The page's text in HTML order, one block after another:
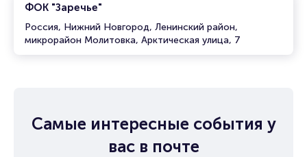
ФОК "Заречье"
Россия, Нижний Новгород, Ленинский район,
микрорайон Молитовка, Арктическая улица, 7
Самые интересные события у
вас в почте